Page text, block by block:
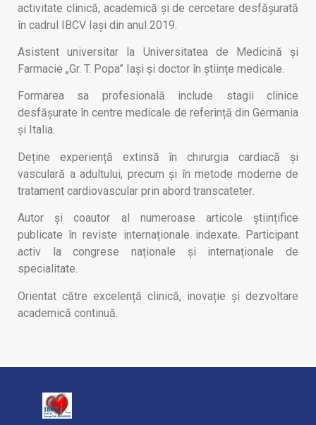
activitate clinică, academică și de cercetare desfășurată
în cadrul IBCV Iași din anul 2019.
Asistent universitar la Universitatea de Medicină și
Farmacie „Gr. T. Popa” Iași și doctor în științe medicale.
Formarea sa profesională include stagii clinice
desfășurate în centre medicale de referință din Germania
și Italia.
Deține experiență extinsă în chirurgia cardiacă și
vasculară a adultului, precum și în metode moderne de
tratament cardiovascular prin abord transcateter
Autor și coautor al numeroase articole științifice
publicate în reviste internaționale indexate. Participant
activ la congrese naționale și internaționale de
specialitate.
Orientat către excelență clinică, inovație și dezvoltare
academică continuă.